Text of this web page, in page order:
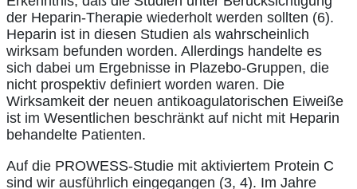
der Heparin-Therapie wiederholt werden sollten (6).
Heparin ist in diesen Studien als wahrscheinlich
wirksam befunden worden. Allerdings handelte es
sich dabei um Ergebnisse in Plazebo-Gruppen, die
nicht prospektiv definiert worden waren. Die
Wirksamkeit der neuen antikoagulatorischen Eiweiße
ist im Wesentlichen beschränkt auf nicht mit Heparin
behandelte Patienten.
Auf die PROWESS-Studie mit aktiviertem Protein C
sind wir ausführlich eingegangen (3, 4). Im Jahre